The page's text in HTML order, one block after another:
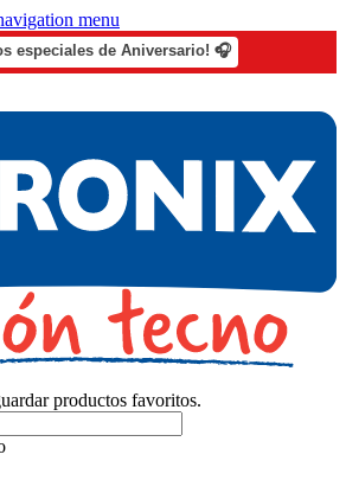
menu
especiales de Aniversario! 🎧
productos favoritos.